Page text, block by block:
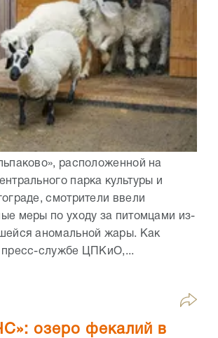
расположенной на
парка культуры и
смотрители ввели
меры по уходу за питомцами из-
аномальной жары. Как
пресс-службе ЦПКиО,...
озеро фекалий в